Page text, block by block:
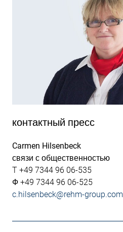
контактный пресс
Carmen Hilsenbeck
связи с общественностью
T +49 7344 96 06-535
Ф +49 7344 96 06-525
c.hilsenbeck@rehm-group.com